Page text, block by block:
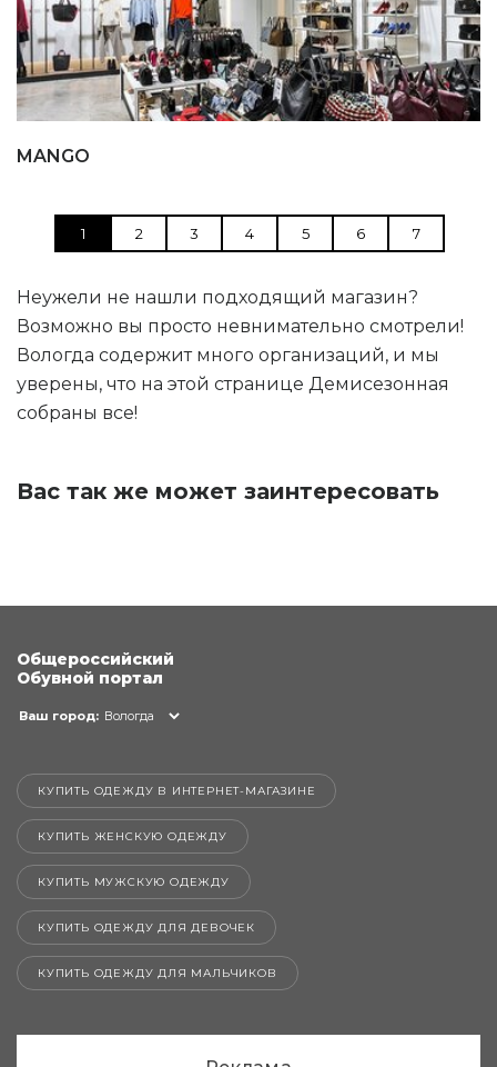
MANGO
1 2 3 4 5 6 7
Неужели не нашли подходящий магазин?
Возможно вы просто невнимательно смотрели!
Вологда содержит много организаций, и мы
уверены, что на этой странице Демисезонная
собраны все!
Вас так же может заинтересовать
Общероссийский
Обувной портал
Ваш город: Вологда
КУПИТЬ ОДЕЖДУ В ИНТЕРНЕТ-МАГАЗИНЕ
КУПИТЬ ЖЕНСКУЮ ОДЕЖДУ
КУПИТЬ МУЖСКУЮ ОДЕЖДУ
КУПИТЬ ОДЕЖДУ ДЛЯ ДЕВОЧЕК
КУПИТЬ ОДЕЖДУ ДЛЯ МАЛЬЧИКОВ